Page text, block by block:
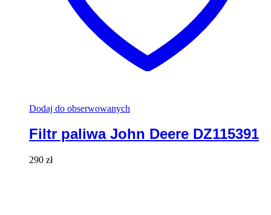
Dodaj do obserwowanych
Filtr paliwa John Deere DZ115391
290 zł